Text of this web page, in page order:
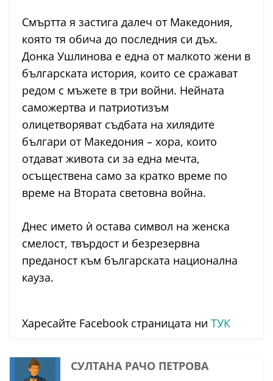
Смъртта я застига далеч от Македония,
която тя обича до последния си дъх.
Донка Ушлинова е една от малкото жени в
българската история, които се сражават
редом с мъжете в три войни. Нейната
саможертва и патриотизъм
олицетворяват съдбата на хилядите
българи от Македония – хора, които
отдават живота си за една мечта,
осъществена само за кратко време по
време на Втората световна война.
Днес името ѝ остава символ на женска
смелост, твърдост и безрезервна
преданост към българската национална
кауза.
Харесайте Facebook страницата ни ТУК
СУЛТАНА РАЧО ПЕТРОВА